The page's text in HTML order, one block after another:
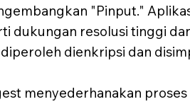
"Pinput."
dukungan resolusi tinggi
dienkripsi dan
menyederhanakan